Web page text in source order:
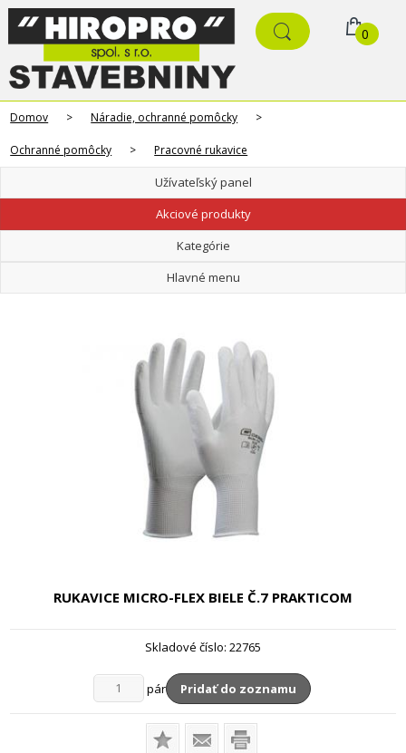
0
Domov > Náradie, ochranné pomôcky >
Ochranné pomôcky > Pracovné rukavice
Užívateľský panel
Akciové produkty
Kategórie
Hlavné menu
RUKAVICE MICRO-FLEX BIELE Č.7 PRAKTICOM
Skladové číslo: 22765
pár Pridať do zoznamu